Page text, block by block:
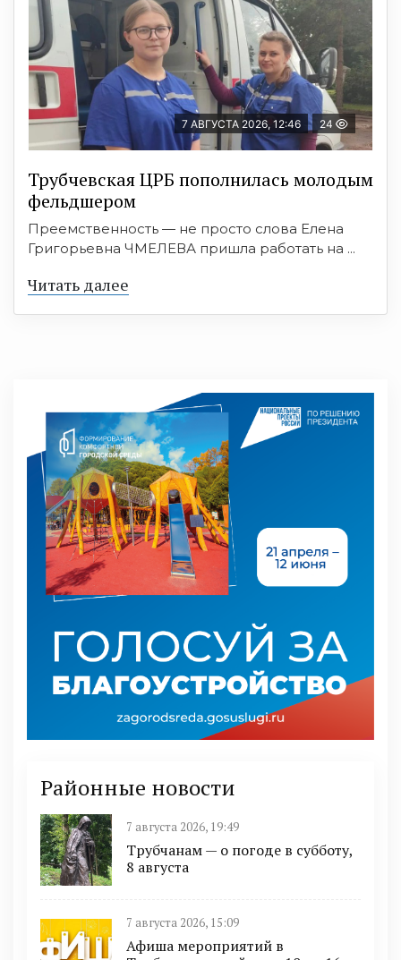
7 АВГУСТА 2026, 12:46 24
Трубчевская ЦРБ пополнилась молодым
фельдшером
Преемственность — не просто слова Елена
Григорьевна ЧМЕЛЕВА пришла работать на ...
Читать далее
Районные новости
7 августа 2026, 19:49
Трубчанам — о погоде в субботу,
8 августа
7 августа 2026, 15:09
Афиша мероприятий в